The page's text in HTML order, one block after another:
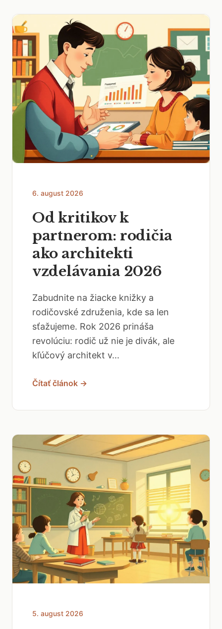
6. august 2026
Od kritikov k
partnerom: rodičia
ako architekti
vzdelávania 2026
Zabudnite na žiacke knižky a
rodičovské združenia, kde sa len
sťažujeme. Rok 2026 prináša
revolúciu: rodič už nie je divák, ale
kľúčový architekt v...
Čítať článok →
5. august 2026